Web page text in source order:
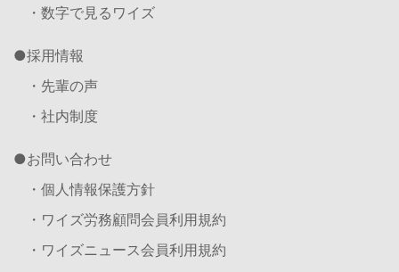
・数字で見るワイズ
採用情報
・先輩の声
・社内制度
お問い合わせ
・個人情報保護方針
・ワイズ労務顧問会員利用規約
・ワイズニュース会員利用規約